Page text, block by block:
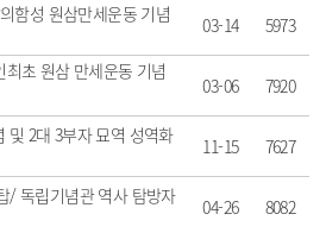
함성 원삼만세운동 기념
03-14 5973
최초 원삼 만세운동 기념
03-06 7920
및 2대 3부자 묘역 성역화
11-15 7627
/ 독립기념관 역사 탐방자
04-26 8082